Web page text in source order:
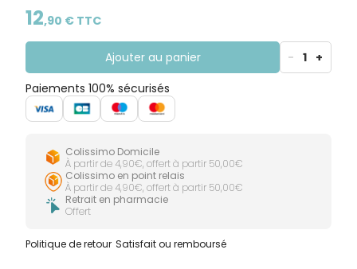
12,90 € TTC
Ajouter au panier - 1 +
Paiements 100% sécurisés
Colissimo Domicile
À partir de 4,90€, offert à partir 50,00€
Colissimo en point relais
À partir de 4,90€, offert à partir 50,00€
Retrait en pharmacie
Offert
Politique de retour Satisfait ou remboursé